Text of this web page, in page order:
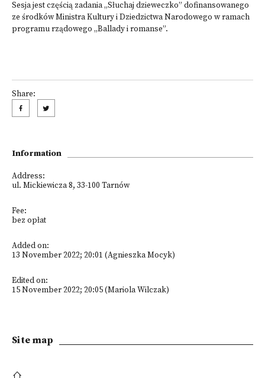
Sesja jest częścią zadania „Słuchaj dzieweczko” dofinansowanego
ze środków Ministra Kultury i Dziedzictwa Narodowego w ramach
programu rządowego „Ballady i romanse”.
Share:
Information
Address:
ul. Mickiewicza 8, 33-100 Tarnów
Fee:
bez opłat
Added on:
13 November 2022; 20:01 (Agnieszka Mocyk)
Edited on:
15 November 2022; 20:05 (Mariola Wilczak)
Site map